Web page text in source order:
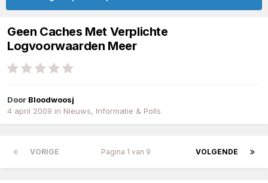
Geen Caches Met Verplichte
Logvoorwaarden Meer
Door Bloodwoosj
4 april 2009 in Nieuws, Informatie & Polls
VORIGE VOLGENDE
Pagina 1 van 9